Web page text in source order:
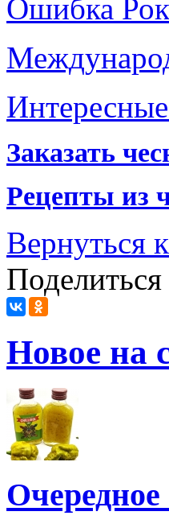
Ошибка
Заказать
Рецепты из
Вернуться
Новое на
Очередное